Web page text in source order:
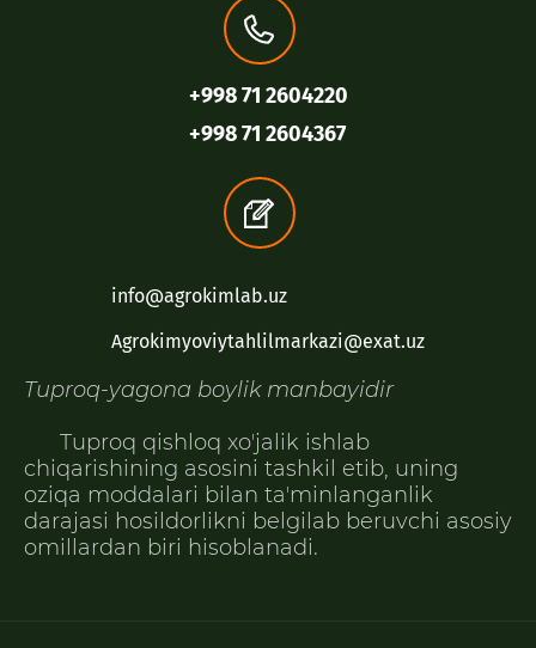
+998 71 2604220
+998 71 2604367
info@agrokimlab.uz
Agrokimyoviytahlilmarkazi@exat.uz
Tuproq-yagona boylik manbayidir
Tuproq qishloq xoʼjalik ishlab
chiqarishining asosini tashkil etib, uning
oziqa moddalari bilan taʼminlanganlik
darajasi hosildorlikni belgilab beruvchi asosiy
omillardan biri hisoblanadi.